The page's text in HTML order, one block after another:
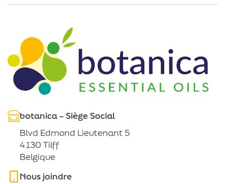
botanica – Siège Social
Blvd Edmond Lieutenant 5
4130 Tilff
Belgique
Nous joindre